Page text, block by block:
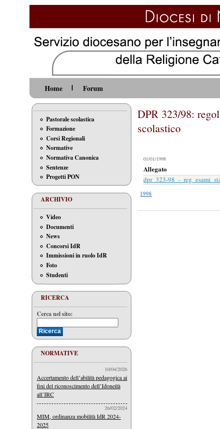
Home Forum
Pastorale scolastica
Formazione
Corsi Regionali
Normative
Normativa Canonica
Sentenze
Progetti PON
ARCHIVIO
Video
Documenti
News
Concorsi IdR
Immissioni in ruolo IdR
Foto
Studenti
RICERCA
Cerca nel sito:
NORMATIVE
10/04/2026
Accertamento dell’abilità pedagogica ai
fini del riconoscimento dell’Idoneità
all’IRC
26/02/2024
MIM, ordinanza mobilità IdR 2024-
2025
DPR 323/98:
scolastico
01/01/1998
Allegato
dpr_323-98_-
1998